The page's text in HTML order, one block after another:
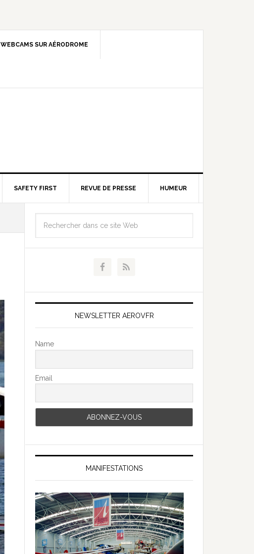
WEBCAMS SUR AÉRODROME
SAFETY FIRST REVUE DE PRESSE HUMEUR
NEWSLETTER AEROVFR
Name
Email
MANIFESTATIONS